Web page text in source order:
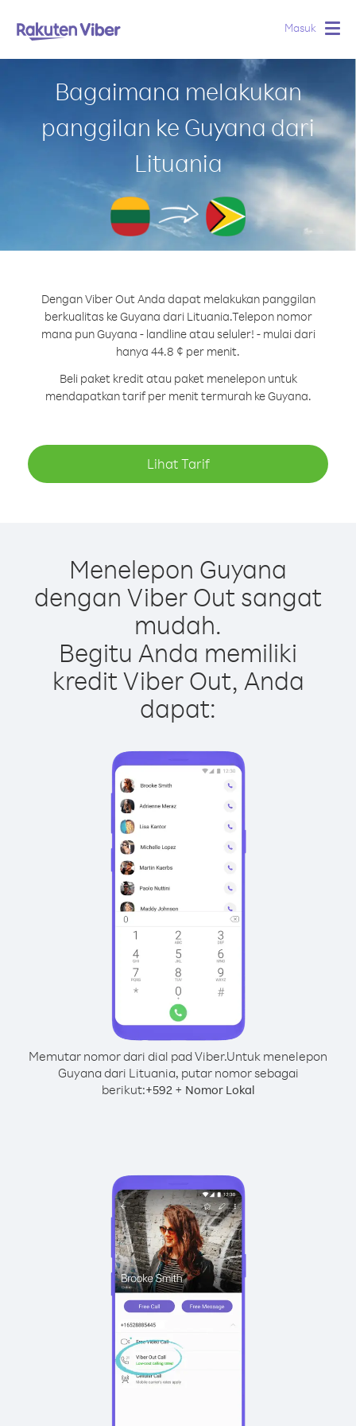
Masuk
Bagaimana melakukan
panggilan ke Guyana dari
Lituania
Dengan Viber Out Anda dapat melakukan panggilan
berkualitas ke Guyana dari Lituania.Telepon nomor
mana pun Guyana - landline atau seluler! - mulai dari
hanya 44.8 ¢ per menit.
Beli paket kredit atau paket menelepon untuk
mendapatkan tarif per menit termurah ke Guyana.
Lihat Tarif
Menelepon Guyana
dengan Viber Out sangat
mudah.
Begitu Anda memiliki
kredit Viber Out, Anda
dapat:
Memutar nomor dari dial pad Viber.Untuk menelepon
Guyana dari Lituania, putar nomor sebagai
berikut:+592+ Nomor Lokal